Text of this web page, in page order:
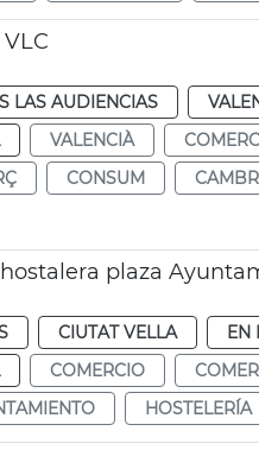
LAS AUDIENCIAS
VALENCIÀ
CONSUM
plaza
CIUTAT VELLA
EN
COMERCIO
HOSTELERÍA